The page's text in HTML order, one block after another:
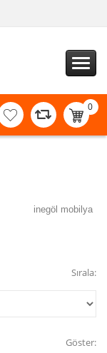
0
-
inegöl mobilya
Sırala:
Göster: